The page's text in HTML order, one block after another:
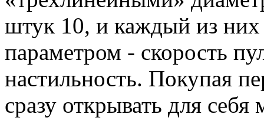
штук 10, и каждый из
параметром - скорость
настильность. Покупая
сразу открывать для